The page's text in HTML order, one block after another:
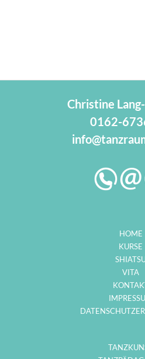
Christine
0162-
HOME
KURSE
VITA